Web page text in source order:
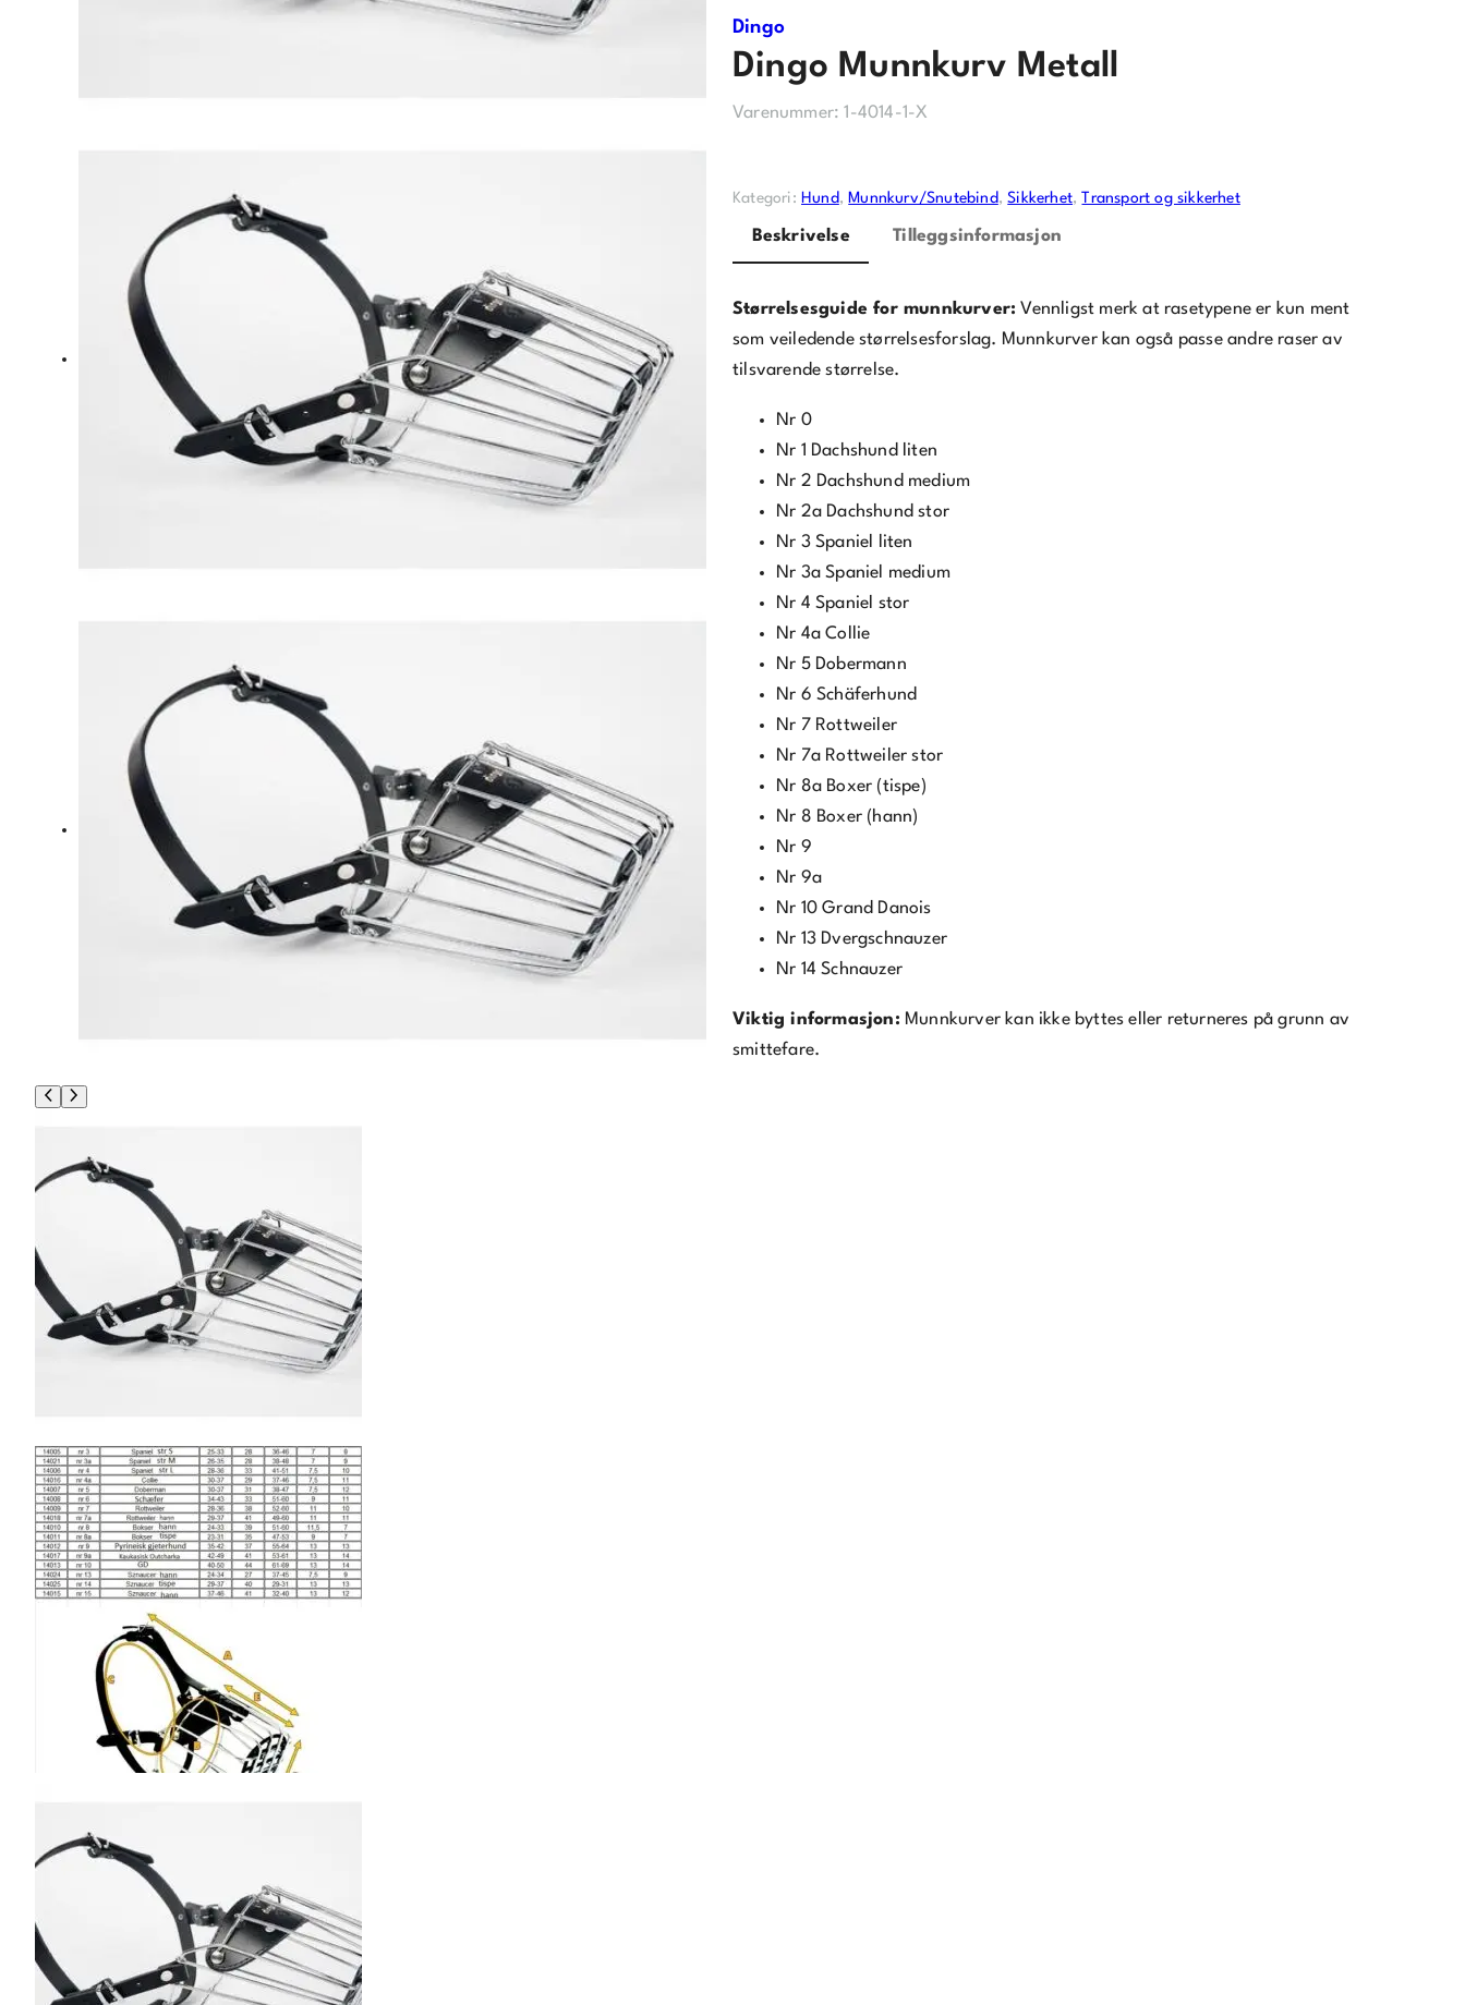
Dingo
Dingo Munnkurv Metall
Varenummer: 1-4014-1-X
Kategori: Hund, Munnkurv/Snutebind, Sikkerhet, Transport og sikkerhet
Beskrivelse Tilleggsinformasjon
Størrelsesguide for munnkurver: Vennligst merk at rasetypene er kun ment
som veiledende størrelsesforslag. Munnkurver kan også passe andre raser av
tilsvarende størrelse.
Nr 0
Nr 1 Dachshund liten
Nr 2 Dachshund medium
Nr 2a Dachshund stor
Nr 3 Spaniel liten
Nr 3a Spaniel medium
Nr 4 Spaniel stor
Nr 4a Collie
Nr 5 Dobermann
Nr 6 Schäferhund
Nr 7 Rottweiler
Nr 7a Rottweiler stor
Nr 8a Boxer (tispe)
Nr 8 Boxer (hann)
Nr 9
Nr 9a
Nr 10 Grand Danois
Nr 13 Dvergschnauzer
Nr 14 Schnauzer
Viktig informasjon: Munnkurver kan ikke byttes eller returneres på grunn av
smittefare.